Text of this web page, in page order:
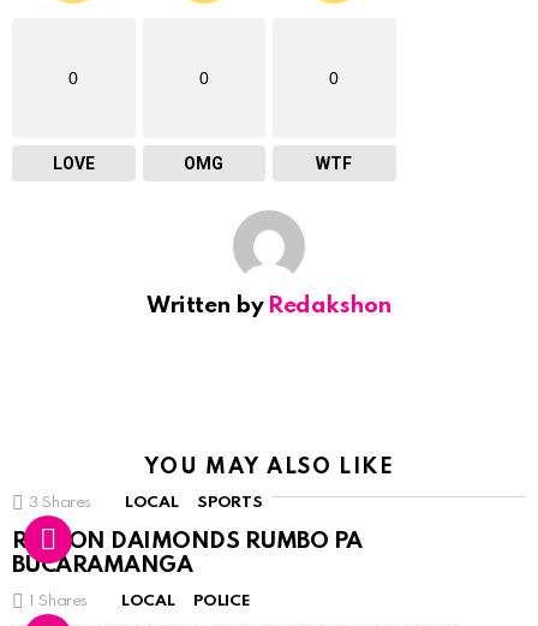
0
LOVE
0
OMG
0
WTF
Written by Redakshon
YOU MAY ALSO LIKE
3 Shares LOCAL SPORTS
RINCON DAIMONDS RUMBO PA
BUCARAMANGA
1 Shares LOCAL POLICE